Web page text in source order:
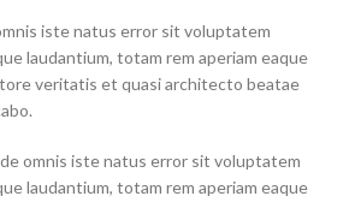
iste natus error sit voluptatem
laudantium, totam rem aperiam eaque
veritatis et quasi architecto beatae
omnis iste natus error sit voluptatem
laudantium, totam rem aperiam eaque